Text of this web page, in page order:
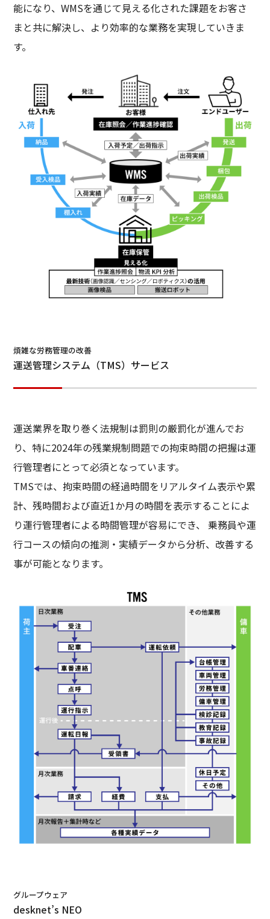
能になり、WMSを通じて見える化された課題をお客さ
まと共に解決し、より効率的な業務を実現していきま
す。
煩雑な労務管理の改善
運送管理システム（TMS）サービス
運送業界を取り巻く法規制は罰則の厳罰化が進んでお
り、特に2024年の残業規制問題での拘束時間の把握は運
行管理者にとって必須となっています。
TMSでは、拘束時間の経過時間をリアルタイム表示や累
計、残時間および直近1か月の時間を表示することによ
り運行管理者による時間管理が容易にでき、 乗務員や運
行コースの傾向の推測・実績データから分析、改善する
事が可能となります。
グループウェア
desknet’s NEO